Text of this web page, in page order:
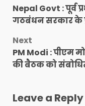
Nepal Govt : पूर्व
गठबंधन सरकार के
Next
PM Modi : पीएम
की बैठक को
Leave a Reply